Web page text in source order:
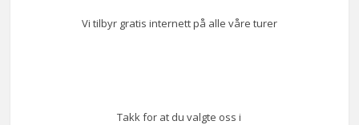
Vi tilbyr gratis internett på alle våre turer
Takk for at du valgte oss i